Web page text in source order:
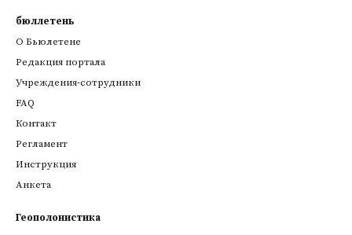
бюллетень
О Бьюлетене
Редакция портала
Учреждения-сотрудники
FAQ
Контакт
Регламент
Инструкция
Анкета
Геополонистика